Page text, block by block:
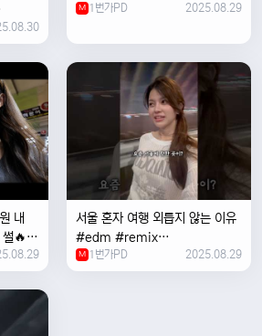
국 #
M 1번가PD 2025.08.29
내
🔥
서울 혼자 여행 외릅지 않는 이유
#edm #remix
#electronicmusic #singer
#newmusic #music #여행
M 1번가PD 2025.08.29